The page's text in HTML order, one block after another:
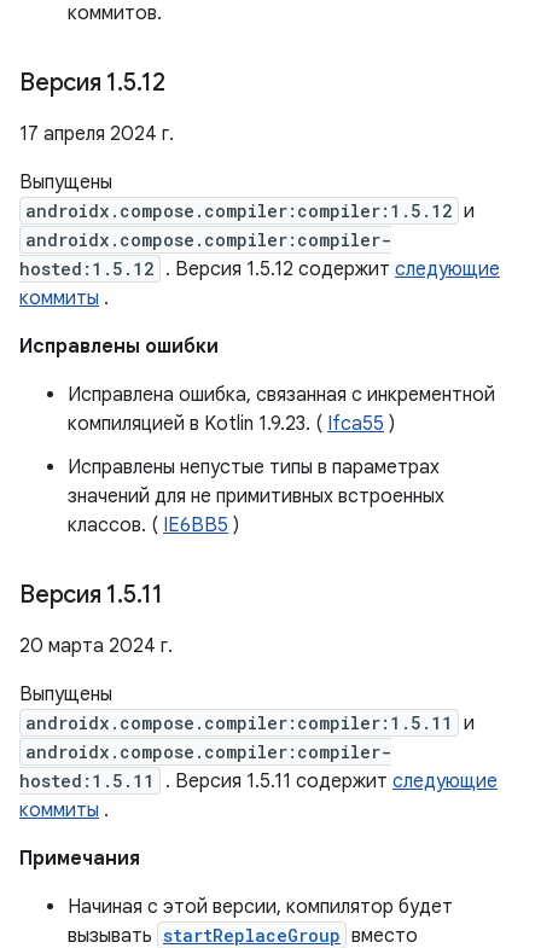
коммитов.
Версия 1.5.12
17 апреля 2024 г.
Выпущены
androidx.compose.compiler:compiler:1.5.12 и
androidx.compose.compiler:compiler-
hosted:1.5.12 . Версия 1.5.12 содержит следующие
коммиты .
Исправлены ошибки
Исправлена ​​ошибка, связанная с инкрементной
компиляцией в Kotlin 1.9.23. ( Ifca55 )
Исправлены непустые типы в параметрах
значений для не примитивных встроенных
классов. ( IE6BB5 )
Версия 1.5.11
20 марта 2024 г.
Выпущены
androidx.compose.compiler:compiler:1.5.11 и
androidx.compose.compiler:compiler-
hosted:1.5.11
. Версия 1.5.11 содержит следующие
коммиты .
Примечания
Начиная с этой версии, компилятор будет
вызывать startReplaceGroup вместо